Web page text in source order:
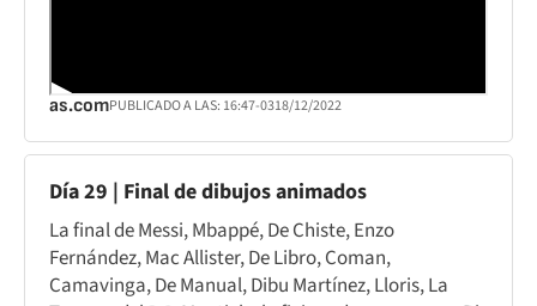
as.comPUBLICADO A LAS: 16:47-0318/12/2022
Día 29 | Final de dibujos animados
La final de Messi, Mbappé, De Chiste, Enzo
Fernández, Mac Allister, De Libro, Coman,
Camavinga, De Manual, Dibu Martínez, Lloris, La